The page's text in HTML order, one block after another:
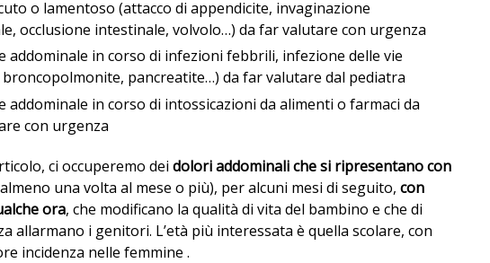
o lamentoso (attacco di appendicite, invaginazione
occlusione intestinale, volvolo…) da far valutare con urgenza
addominale in corso di infezioni febbrili, infezione delle vie
pancreatite…) da far valutare dal pediatra
addominale in corso di intossicazioni da alimenti o farmaci da
con urgenza
ci occuperemo dei dolori addominali che si ripresentano con
una volta al mese o più), per alcuni mesi di seguito, con
ora, che modificano la qualità di vita del bambino e che di
allarmano i genitori. L’età più interessata è quella scolare, con
incidenza nelle femmine .